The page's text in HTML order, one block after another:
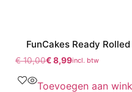
FunCakes Ready
€10,00€8,99incl. btw
Toevoegen aan